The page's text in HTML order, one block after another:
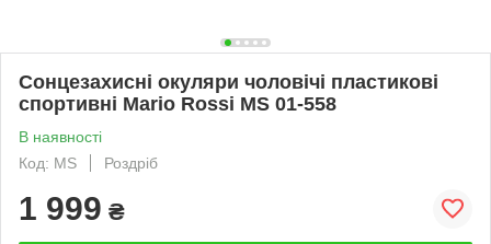
Cонцезахисні окуляри чоловічі пластикові
спортивні Mario Rossi MS 01-558
В наявності
Код: MS
Роздріб
1 999 ₴